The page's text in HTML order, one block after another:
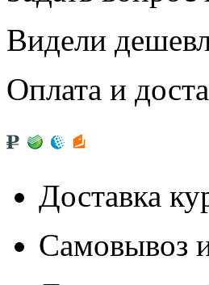
Видели
Оплата и
Доставка
Самовывоз